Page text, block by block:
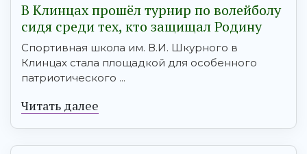
В Клинцах прошёл турнир по волейболу
сидя среди тех, кто защищал Родину
Спортивная школа им. В.И. Шкурного в
Клинцах стала площадкой для особенного
патриотического ...
Читать далее